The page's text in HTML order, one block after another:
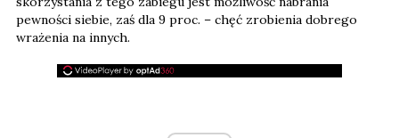
pewności siebie, zaś dla 9 proc. – chęć zrobienia dobrego
wrażenia na innych.